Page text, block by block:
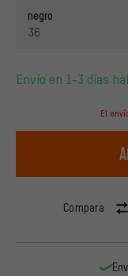
negro
36
Envío en 1-3 días
El
Compara